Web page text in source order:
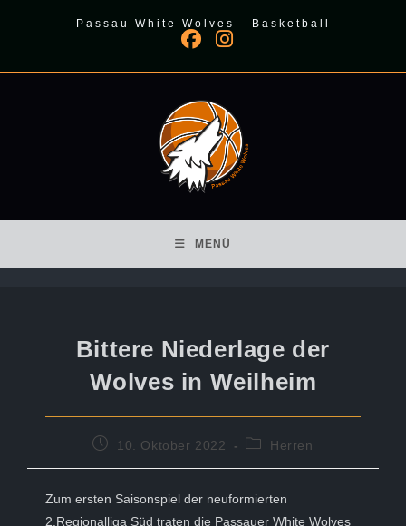
Passau White Wolves - Basketball
MENÜ
Bittere Niederlage der
Wolves in Weilheim
Beitrag10. Oktober 2022
Beitrags-
Herren
Zum ersten Saisonspiel der neuformierten
2.Regionalliga Süd traten die Passauer White Wolves